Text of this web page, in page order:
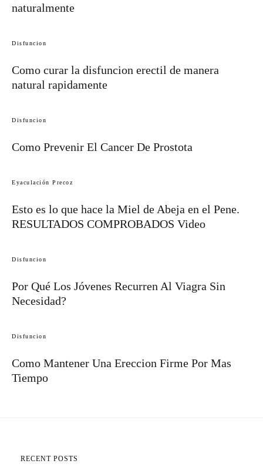
naturalmente
Disfuncion
Como curar la disfuncion erectil de manera
natural rapidamente
Disfuncion
Como Prevenir El Cancer De Prostota
Eyaculación Precoz
Esto es lo que hace la Miel de Abeja en el Pene.
RESULTADOS COMPROBADOS Video
Disfuncion
Por Qué Los Jóvenes Recurren Al Viagra Sin
Necesidad?
Disfuncion
Como Mantener Una Ereccion Firme Por Mas
Tiempo
RECENT POSTS